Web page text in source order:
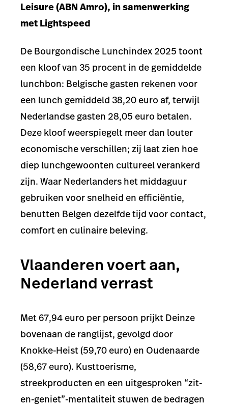
Leisure (ABN Amro), in samenwerking
met Lightspeed
De Bourgondische Lunchindex 2025 toont
een kloof van 35 procent in de gemiddelde
lunchbon: Belgische gasten rekenen voor
een lunch gemiddeld 38,20 euro af, terwijl
Nederlandse gasten 28,05 euro betalen.
Deze kloof weerspiegelt meer dan louter
economische verschillen; zij laat zien hoe
diep lunchgewoonten cultureel verankerd
zijn. Waar Nederlanders het middaguur
gebruiken voor snelheid en efficiëntie,
benutten Belgen dezelfde tijd voor contact,
comfort en culinaire beleving.
Vlaanderen voert aan,
Nederland verrast
Met 67,94 euro per persoon prijkt Deinze
bovenaan de ranglijst, gevolgd door
Knokke-Heist (59,70 euro) en Oudenaarde
(58,67 euro). Kusttoerisme,
streekproducten en een uitgesproken “zit-
en-geniet”-mentaliteit stuwen de bedragen